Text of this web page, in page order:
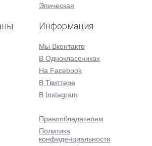
Эпическая
Информация
Мы Вконтакте
В Одноклассниках
На Facebook
В Твиттере
В Instagram
Правообладателям
Политика
конфиденциальности